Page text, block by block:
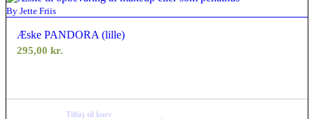
By Jette Friis
Æske PANDORA (lille)
295,00 kr.
Tilføj til kurv